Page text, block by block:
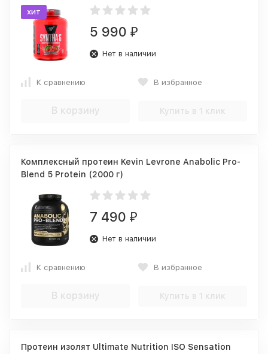
хит
5 990 ₽
Нет в наличии
К сравнению В избранное
В корзину Купить в 1 клик
Комплексный протеин Kevin Levrone Anabolic Pro-
Blend 5 Protein (2000 г)
7 490 ₽
Нет в наличии
К сравнению В избранное
В корзину Купить в 1 клик
Протеин изолят Ultimate Nutrition ISO Sensation